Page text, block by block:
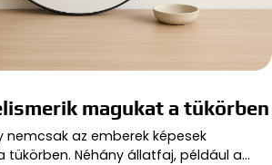
magukat a tükörben
nemcsak az emberek képesek
tükörben. Néhány állatfaj, például a…